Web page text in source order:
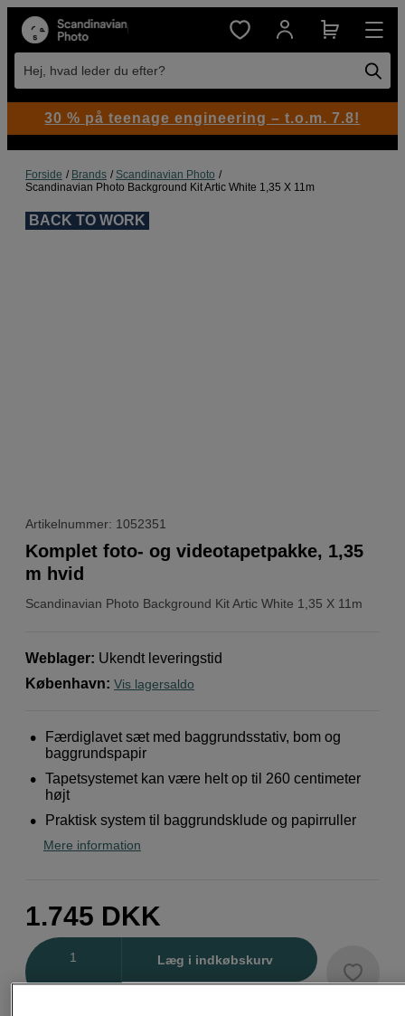
Hej, hvad leder du efter?
Forside Brands
Scandinavian Photo
Scandinavian Photo Background Kit Artic White 1,35 X 11m
BACK TO WORK
Artikelnummer: 1052351
Scandinavian Photo Background Kit Artic White 1,35 X 11m
Komplet foto- og videotapetpakke, 1,35
m hvid
Weblager: Ukendt leveringstid
København: Vis lagersaldo
Færdiglavet sæt med baggrundsstativ, bom og
baggrundspapir
Tapetsystemet kan være helt op til 260 centimeter
højt
Praktisk system til baggrundsklude og papirruller
Mere information
1.745 DKK
Læg i indkøbskurv
30 % på teenage engineering – t.o.m. 7.8!